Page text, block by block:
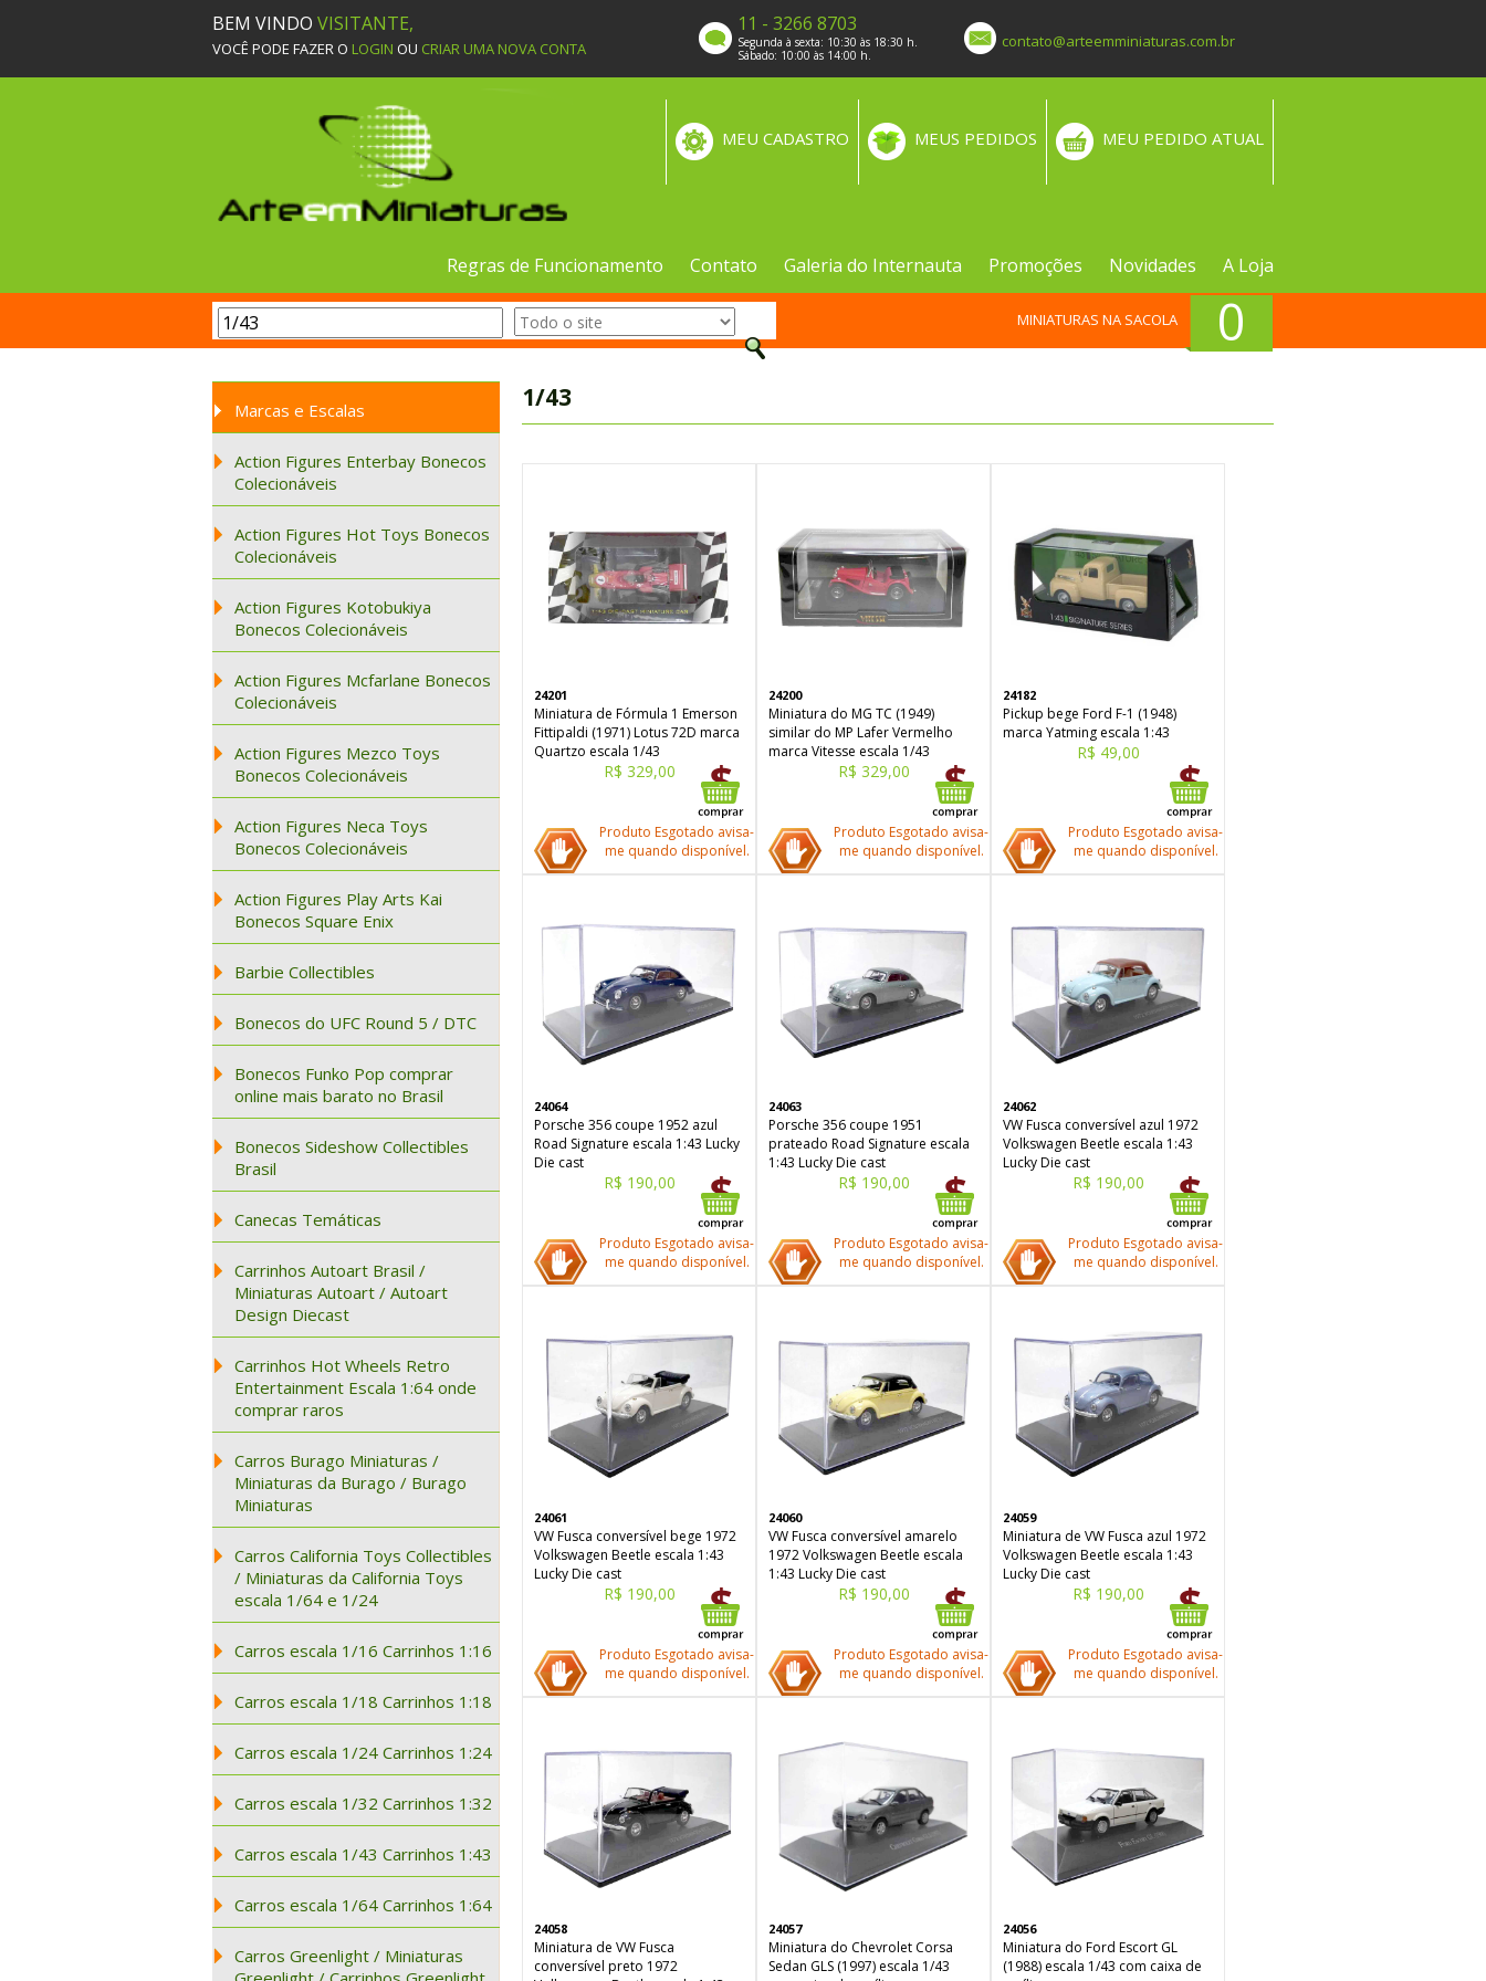
BEM VINDO VISITANTE,
VOCÊ PODE FAZER O LOGIN OU CRIAR UMA NOVA CONTA
11 - 3266 8703
Segunda à sexta: 10:30 às 18:30 h.
Sábado: 10:00 às 14:00 h.
contato@arteemminiaturas.com.br
MEU PEDIDO ATUAL
MEUS PEDIDOS
MEU CADASTRO
Regras de Funcionamento Contato Galeria do Internauta Promoções Novidades A Loja
0
MINIATURAS NA SACOLA
Marcas e Escalas
Action Figures Enterbay Bonecos
Colecionáveis
Action Figures Hot Toys Bonecos
Colecionáveis
Action Figures Kotobukiya
Bonecos Colecionáveis
Action Figures Mcfarlane Bonecos
Colecionáveis
Action Figures Mezco Toys
Bonecos Colecionáveis
Action Figures Neca Toys
Bonecos Colecionáveis
Action Figures Play Arts Kai
Bonecos Square Enix
Barbie Collectibles
Bonecos do UFC Round 5 / DTC
Bonecos Funko Pop comprar
online mais barato no Brasil
Bonecos Sideshow Collectibles
Brasil
Canecas Temáticas
Carrinhos Autoart Brasil /
Miniaturas Autoart / Autoart
Design Diecast
Carrinhos Hot Wheels Retro
Entertainment Escala 1:64 onde
comprar raros
Carros Burago Miniaturas /
Miniaturas da Burago / Burago
Miniaturas
Carros California Toys Collectibles
/ Miniaturas da California Toys
escala 1/64 e 1/24
Carros escala 1/16 Carrinhos 1:16
Carros escala 1/18 Carrinhos 1:18
Carros escala 1/24 Carrinhos 1:24
Carros escala 1/32 Carrinhos 1:32
Carros escala 1/43 Carrinhos 1:43
Carros escala 1/64 Carrinhos 1:64
Carros Greenlight / Miniaturas
1/43
24201
Miniatura de Fórmula 1 Emerson
Fittipaldi (1971) Lotus 72D marca
Quartzo escala 1/43
R$ 329,00
Produto Esgotado avisa-
me quando disponível.
24200
Miniatura do MG TC (1949)
similar do MP Lafer Vermelho
marca Vitesse escala 1/43
R$ 329,00
Produto Esgotado avisa-
me quando disponível.
24182
Pickup bege Ford F-1 (1948)
marca Yatming escala 1:43
R$ 49,00
Produto Esgotado avisa-
me quando disponível.
24064
Porsche 356 coupe 1952 azul
Road Signature escala 1:43 Lucky
Die cast
R$ 190,00
Produto Esgotado avisa-
me quando disponível.
24063
Porsche 356 coupe 1951
prateado Road Signature escala
1:43 Lucky Die cast
R$ 190,00
Produto Esgotado avisa-
me quando disponível.
24062
VW Fusca conversível azul 1972
Volkswagen Beetle escala 1:43
Lucky Die cast
R$ 190,00
Produto Esgotado avisa-
me quando disponível.
24061
VW Fusca conversível bege 1972
Volkswagen Beetle escala 1:43
Lucky Die cast
R$ 190,00
Produto Esgotado avisa-
me quando disponível.
24060
VW Fusca conversível amarelo
1972 Volkswagen Beetle escala
1:43 Lucky Die cast
R$ 190,00
Produto Esgotado avisa-
me quando disponível.
24059
Miniatura de VW Fusca azul 1972
Volkswagen Beetle escala 1:43
Lucky Die cast
R$ 190,00
Produto Esgotado avisa-
me quando disponível.
24058
Miniatura de VW Fusca
conversível preto 1972
24057
Miniatura do Chevrolet Corsa
Sedan GLS (1997) escala 1/43
24056
Miniatura do Ford Escort GL
(1988) escala 1/43 com caixa de